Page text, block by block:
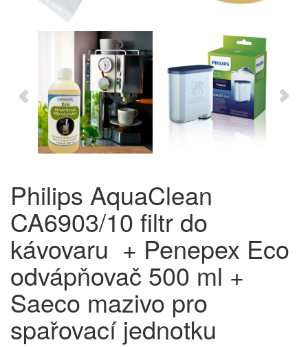
Philips AquaClean
CA6903/10 filtr do
kávovaru + Penepex Eco
odvápňovač 500 ml +
Saeco mazivo pro
spařovací jednotku